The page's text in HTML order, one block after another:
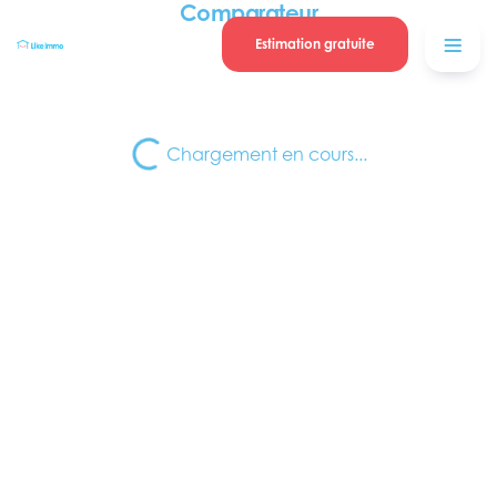
Estimation gratuite
Comparateur
Chargement en cours...